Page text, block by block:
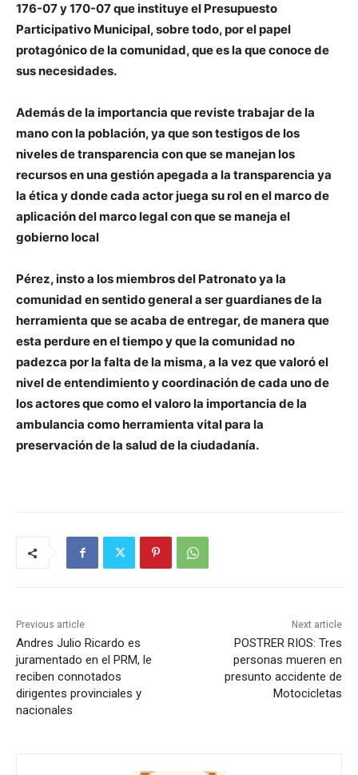
176-07 y 170-07 que instituye el Presupuesto
Participativo Municipal, sobre todo, por el papel
protagónico de la comunidad, que es la que conoce de
sus necesidades.
Además de la importancia que reviste trabajar de la
mano con la población, ya que son testigos de los
niveles de transparencia con que se manejan los
recursos en una gestión apegada a la transparencia ya
la ética y donde cada actor juega su rol en el marco de
aplicación del marco legal con que se maneja el
gobierno local
Pérez, insto a los miembros del Patronato ya la
comunidad en sentido general a ser guardianes de la
herramienta que se acaba de entregar, de manera que
esta perdure en el tiempo y que la comunidad no
padezca por la falta de la misma, a la vez que valoró el
nivel de entendimiento y coordinación de cada uno de
los actores que como el valoro la importancia de la
ambulancia como herramienta vital para la
preservación de la salud de la ciudadanía.
Previous article
Andres Julio Ricardo es
juramentado en el PRM, le
reciben connotados
dirigentes provinciales y
nacionales
Next article
POSTRER RIOS: Tres
personas mueren en
presunto accidente de
Motocicletas